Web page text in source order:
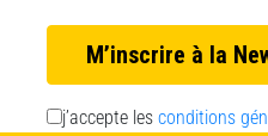
j’accepte les conditions